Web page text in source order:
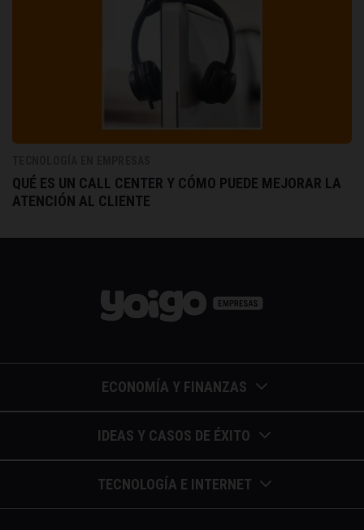
QUÉ ES UN CALL CENTER Y CÓMO PUEDE MEJORAR LA
ATENCIÓN AL CLIENTE
ECONOMÍA Y FINANZAS
Barómetros de sueldos
Economía colaborativa
IDEAS Y CASOS DE ÉXITO
Calendario de eventos
Casos de éxito
TECNOLOGÍA E INTERNET